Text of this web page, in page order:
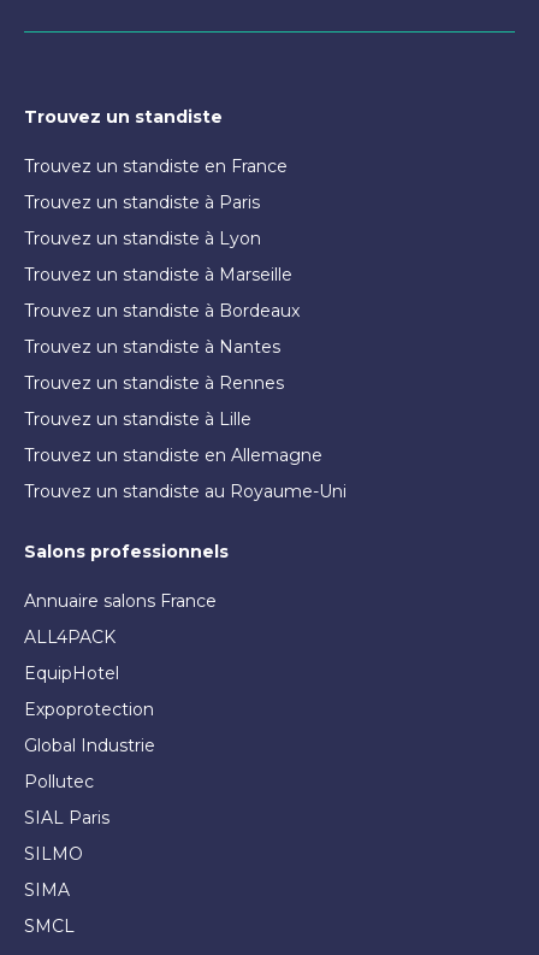
Trouvez un standiste
Trouvez un standiste en France
Trouvez un standiste à Paris
Trouvez un standiste à Lyon
Trouvez un standiste à Marseille
Trouvez un standiste à Bordeaux
Trouvez un standiste à Nantes
Trouvez un standiste à Rennes
Trouvez un standiste à Lille
Trouvez un standiste en Allemagne
Trouvez un standiste au Royaume-Uni
Salons professionnels
Annuaire salons France
ALL4PACK
EquipHotel
Expoprotection
Global Industrie
Pollutec
SIAL Paris
SILMO
SIMA
SMCL